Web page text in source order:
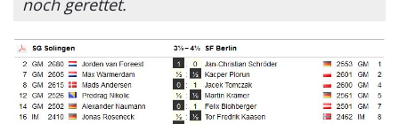
noch gerettet.